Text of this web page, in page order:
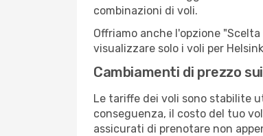
combinazioni di voli.
Offriamo anche l'opzione
visualizzare solo i voli per
Cambiamenti di prezzo
Le tariffe dei voli sono stabilite
conseguenza, il costo del tuo
assicurati di prenotare non